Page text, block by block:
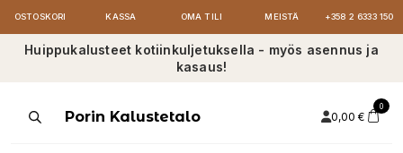
OSTOSKORI KASSA OMA TILI MEISTÄ +358 2 6333 150
Huippukalusteet kotiinkuljetuksella - myös asennus ja
kasaus!
ProductsPorin Kalustetalo 0,00 €
0